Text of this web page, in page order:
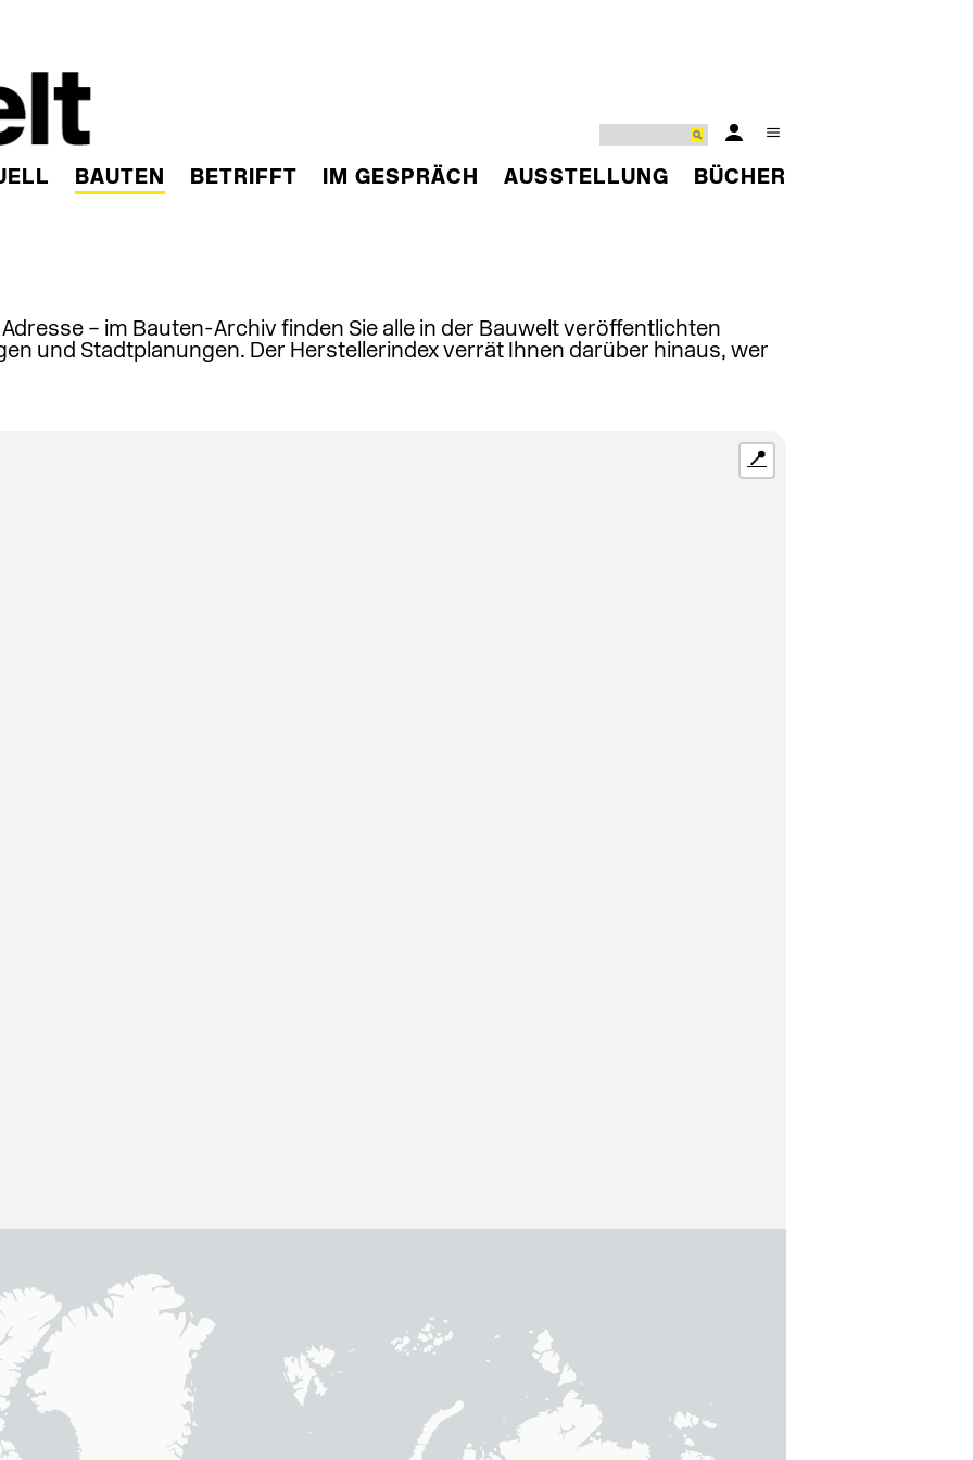
BAUTEN BETRIFFT IM GESPRÄCH AUSSTELLUNG BÜCHER
– im Bauten-Archiv finden Sie alle in der Bauwelt veröffentlichten
und Stadtplanungen. Der Herstellerindex verrät Ihnen darüber hinaus, wer
📍